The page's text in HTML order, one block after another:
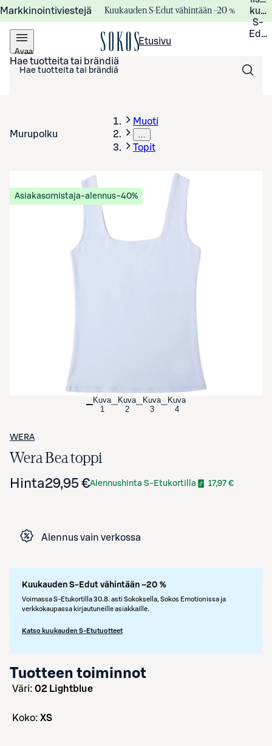
Markkinointiviestejä Kuukauden S-Edut vähintään –20 %
S-
Avaa
valikko
Etusivu
Hae tuotteita tai brändiä
Murupolku
Muoti
…
Topit
Asiakasomistaja-alennus−40%
Kuva
1
Kuva
2
Kuva
3
Kuva
4
WERA
Wera Bea toppi
Hinta29,95 €Alennushinta S-Etukortilla 17,97 €
Alennus vain verkossa
Kuukauden S-Edut vähintään –20 %
Voimassa S-Etukortilla 30.8. asti Sokoksella, Sokos Emotionissa ja
verkkokaupassa kirjautuneille asiakkaille.
Katso kuukauden S-Etutuotteet
Tuotteen toiminnot
väri: 02 Lightblue
koko: XS